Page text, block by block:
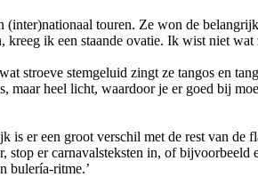
touren. Ze won de
kreeg ik een staande ovatie. Ik wist niet wat
stroeve stemgeluid zingt ze tangos en
maar heel licht, waardoor je er goed bij
er een groot verschil met de rest van de
er carnavalsteksten in, of
bulería-ritme.’